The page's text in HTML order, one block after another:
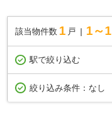
該当物件数 1 戸 1～1
駅で絞り込む
絞り込み条件： なし